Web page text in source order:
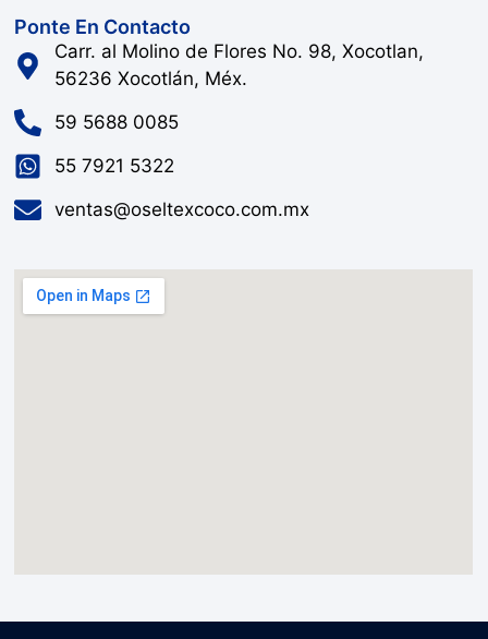
Ponte En Contacto
Carr. al Molino de Flores No. 98, Xocotlan,
56236 Xocotlán, Méx.
59 5688 0085
55 7921 5322
ventas@oseltexcoco.com.mx